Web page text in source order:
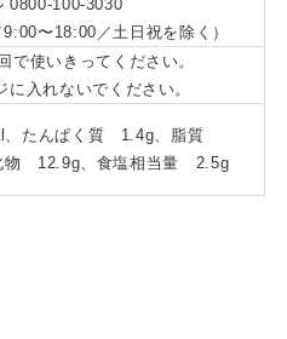
0800-100-3030
9:00〜18:00／土日祝を除く）
で使いきってください。
入れないでください。
たんぱく質 1.4g、脂質
物 12.9g、食塩相当量 2.5g